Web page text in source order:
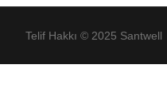
Ölçek Dengesi Santwell
Telif Hakkı © 2025 Santwell